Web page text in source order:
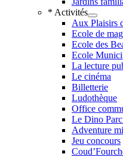
* Activités
Aux Plaisirs
Ecole de
Ecole des
Ecole
La lecture
Le cinéma
Billetterie
Ludothèque
Office
Le Dino
Adventure
Jeu concours